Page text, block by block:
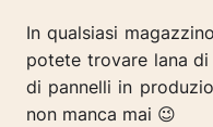
In qualsiasi
potete trovare lana
di pannelli in
non manca mai 😉